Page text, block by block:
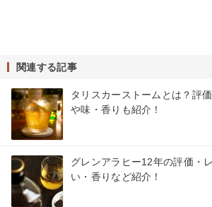
関連する記事
タリスカーストームとは？評
や味・香りも紹介！
グレンアラヒー12年の評価・
い・香りなど紹介！